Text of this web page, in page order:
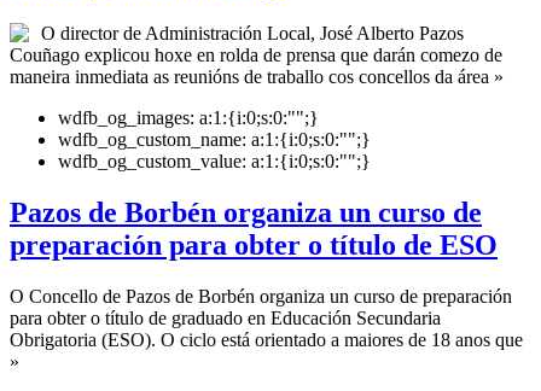
O director de Administración Local, José Alberto Pazos
Couñago explicou hoxe en rolda de prensa que darán comezo de
maneira inmediata as reunións de traballo cos concellos da área »
wdfb_og_images: a:1:{i:0;s:0:"";}
wdfb_og_custom_name: a:1:{i:0;s:0:"";}
wdfb_og_custom_value: a:1:{i:0;s:0:"";}
Pazos de Borbén organiza un curso de
preparación para obter o título de ESO
O Concello de Pazos de Borbén organiza un curso de preparación
para obter o título de graduado en Educación Secundaria
Obrigatoria (ESO). O ciclo está orientado a maiores de 18 anos que
»